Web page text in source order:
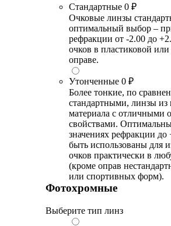
Стандартные 0 ₽
Очковые линзы
оптимальный выбор –
рефракции от -2.00 до
очков в пластиковой
оправе.
Утонченные 0 ₽
Более тонкие, по
стандартными, линзы из
материала с отличными
свойствами.
значениях рефракции
быть использованы для
очков практически в
(кроме оправ
или спортивных форм).
Фотохромные
Выберите тип линз